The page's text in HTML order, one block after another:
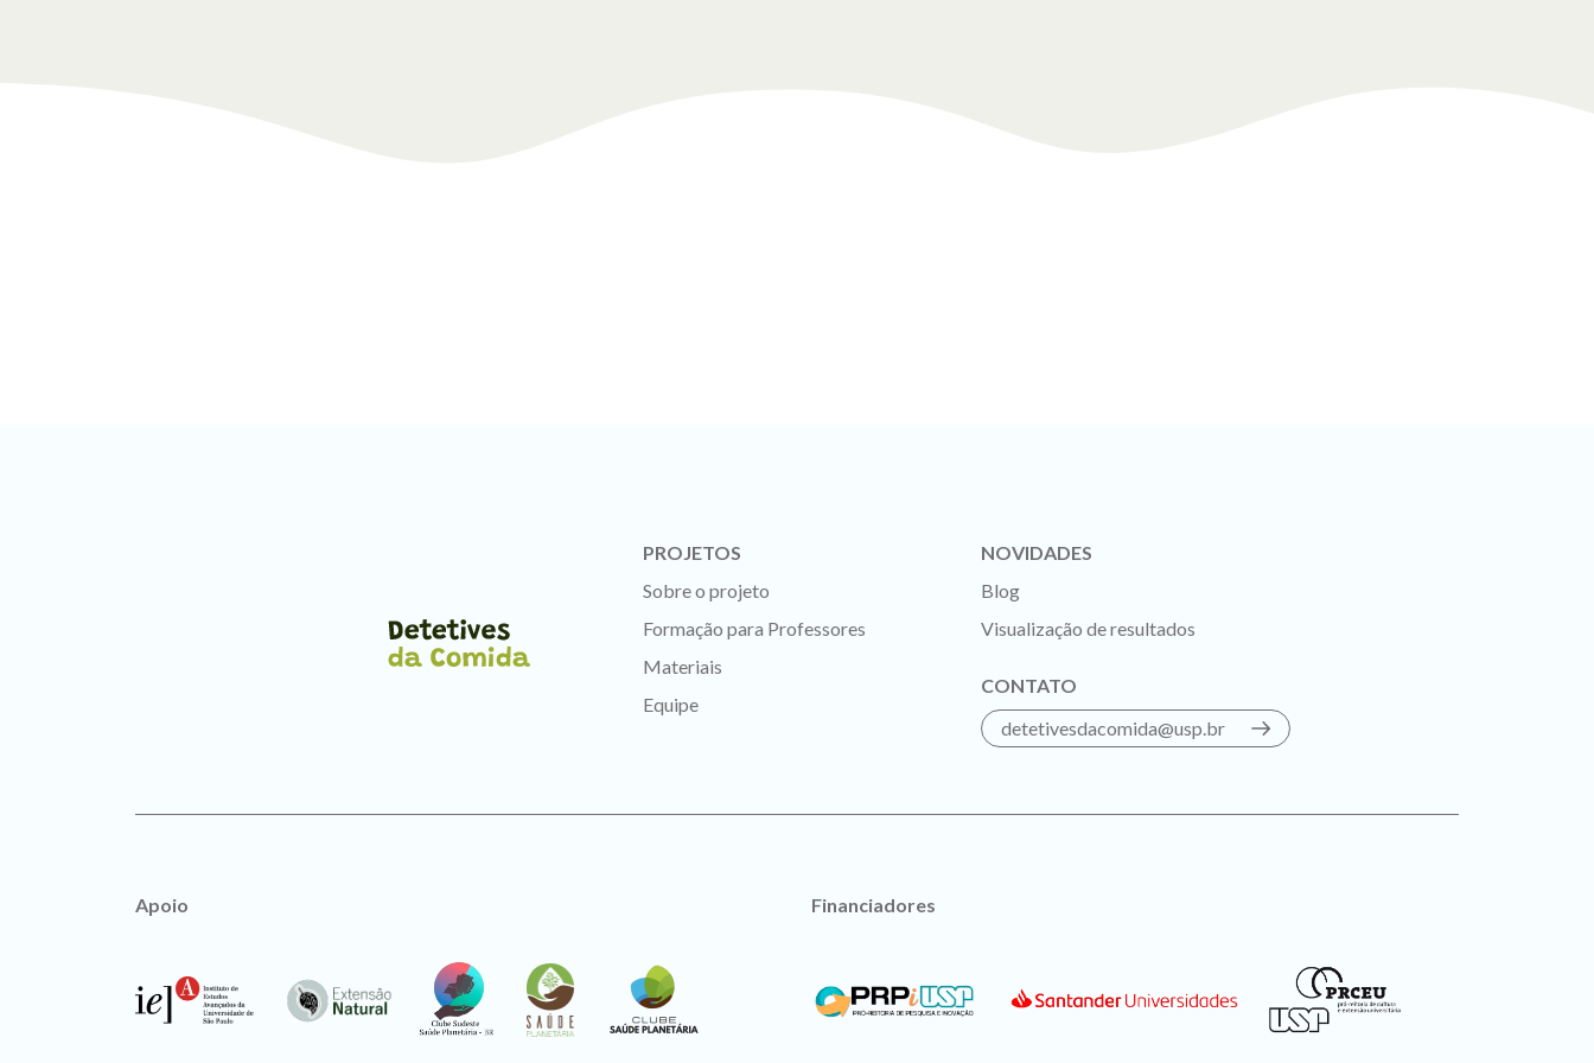
PROJETOS
Sobre o projeto
Formação para Professores
Materiais
Equipe
NOVIDADES
Blog
Visualização de resultados
CONTATO
detetivesdacomida@usp.br
Apoio Financiadores